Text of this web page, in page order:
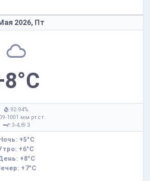
2026, Пт
: 92-94%
1001 мм рт.ст.
: 3-4,
З
+5°C
+6°C
+8°C
+7°C